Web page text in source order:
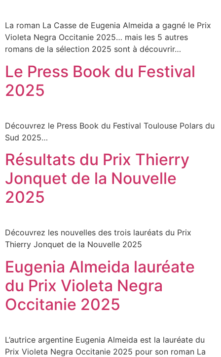
La roman La Casse de Eugenia Almeida a gagné le Prix
Violeta Negra Occitanie 2025… mais les 5 autres
romans de la sélection 2025 sont à découvrir…
Le Press Book du Festival
2025
Découvrez le Press Book du Festival Toulouse Polars du
Sud 2025…
Résultats du Prix Thierry
Jonquet de la Nouvelle
2025
Découvrez les nouvelles des trois lauréats du Prix
Thierry Jonquet de la Nouvelle 2025
Eugenia Almeida lauréate
du Prix Violeta Negra
Occitanie 2025
L’autrice argentine Eugenia Almeida est la lauréate du
Prix Violeta Negra Occitanie 2025 pour son roman La